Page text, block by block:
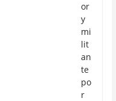
or
y
mi
lit
an
te
po
r